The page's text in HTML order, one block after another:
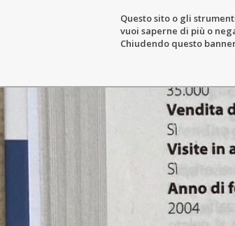
Questo sito o gli
vuoi saperne di più o
Chiudendo questo